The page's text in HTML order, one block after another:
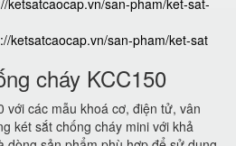
ketsatcaocap.vn/san-pham/ket-sat-
ketsatcaocap.vn/san-pham/ket-sat
cháy KCC150
với các mẫu khoá cơ, điện tử, vân
két sắt chống cháy mini với khả